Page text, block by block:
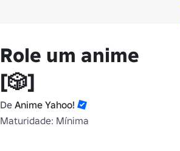
Role um anime
[🎲]
De Anime Yahoo!
Maturidade: Mínima